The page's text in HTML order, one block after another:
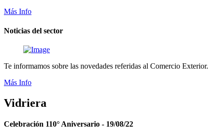
Más Info
Noticias del sector
Te informamos sobre las novedades referidas al Comercio Exterior.
Más Info
Vidriera
Celebración 110° Aniversario - 19/08/22